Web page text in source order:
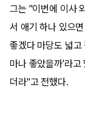
그는 "이번에 이사
서 애기 하나 있으
좋겠다 마당도 넓고
마나 좋았을까'라고
더라"고 전했다.